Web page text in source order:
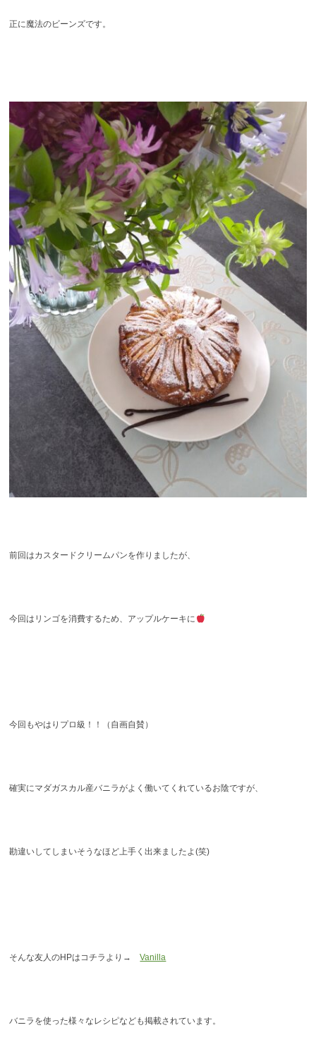
正に魔法のビーンズです。
前回はカスタードクリームパンを作りましたが、
今回はリンゴを消費するため、アップルケーキに
今回もやはりプロ級！！（自画自賛）
確実にマダガスカル産バニラがよく働いてくれているお陰ですが、
勘違いしてしまいそうなほど上手く出来ましたよ(笑)
そんな友人のHPはコチラより→Vanilla
バニラを使った様々なレシピなども掲載されています。